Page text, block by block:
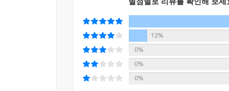
투자 원칙을 통해 일반적인 ‘성장주 투자’가 왜
다른지를 상세히 밝힌다.
“대가의 고전을 탐독했어도 써먹지 못한 이유는
12%
0%
0%
0%